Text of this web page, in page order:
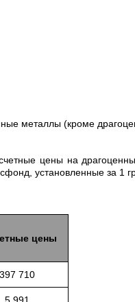
металлы (кроме
цены на
установленные за 1
цены
397 710